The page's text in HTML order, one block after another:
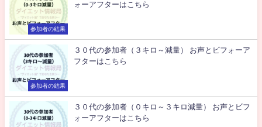
参加者の結果
ォーアフターはこちら
参加者の結果
３０代の参加者（３キロ～減量） お声とビフォーア
フターはこちら
３０代の参加者（０キロ～３キロ減量） お声とビフ
ォーアフターはこちら